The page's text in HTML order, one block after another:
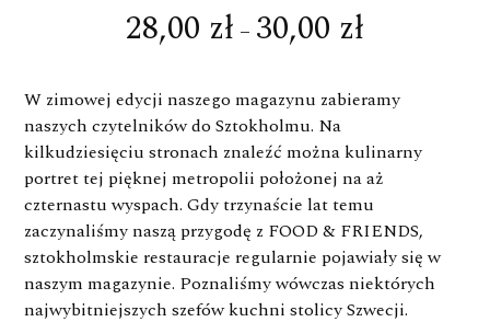
28,00 zł – 30,00 zł
28,00 zł
do
30,00 zł
W zimowej edycji naszego magazynu zabieramy
naszych czytelników do Sztokholmu. Na
kilkudziesięciu stronach znaleźć można kulinarny
portret tej pięknej metropolii położonej na aż
czternastu wyspach. Gdy trzynaście lat temu
zaczynaliśmy naszą przygodę z FOOD & FRIENDS,
sztokholmskie restauracje regularnie pojawiały się w
naszym magazynie. Poznaliśmy wówczas niektórych
najwybitniejszych szefów kuchni stolicy Szwecji.